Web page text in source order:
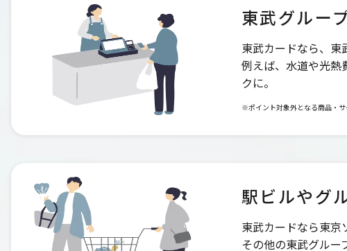
東武グルー
東武カードなら、東
例えば、水道や光熱
クに。
※ポイント対象外となる商品・サ
駅ビルやグ
東武カードなら東京
その他の東武グルー